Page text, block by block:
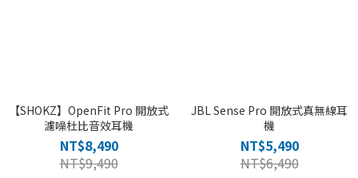
【SHOKZ】OpenFit Pro 開放式
濾噪杜比音效耳機
NT$8,490
NT$9,490
JBL Sense Pro 開放式真無線耳
機
NT$5,490
NT$6,490